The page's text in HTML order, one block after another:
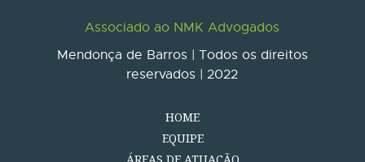
Associado ao NMK Advogados
Mendonça de Barros | Todos os direitos
reservados | 2022
HOME
EQUIPE